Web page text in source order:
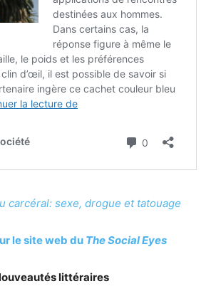
carcéral: sexe, drogue et tatouage
le site web du The Social Eyes
littéraires